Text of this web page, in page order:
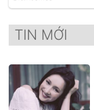
TIN MỚI